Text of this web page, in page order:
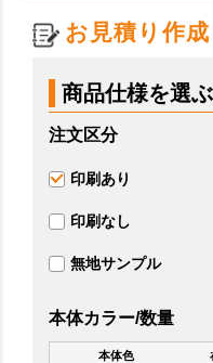
お見積り作
商品仕様を選ぶ
注文区分
印刷あり
印刷なし
無地サンプル
本体カラー/数量
本体色